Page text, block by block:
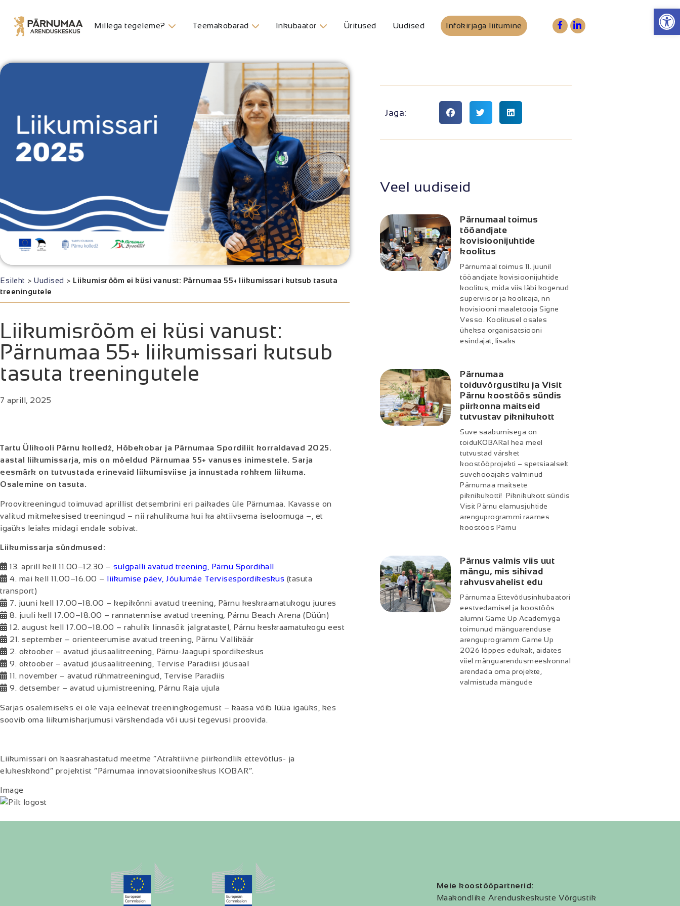
Millega tegeleme? Teemakobarad Inkubaator Üritused Uudised Infokirjaga liitumine
Esileht > Uudised > Liikumisrõõm ei küsi vanust: Pärnumaa 55+ liikumissari kutsub tasuta
treeningutele
Liikumisrõõm ei küsi vanust:
Pärnumaa 55+ liikumissari kutsub
tasuta treeningutele
7 aprill, 2025
Tartu Ülikooli Pärnu kolledž, Hõbekobar ja Pärnumaa Spordiliit korraldavad 2025.
aastal liikumissarja, mis on mõeldud Pärnumaa 55+ vanuses inimestele. Sarja
eesmärk on tutvustada erinevaid liikumisviise ja innustada rohkem liikuma.
Osalemine on tasuta.
Proovitreeningud toimuvad aprillist detsembrini eri paikades üle Pärnumaa. Kavasse on
valitud mitmekesised treeningud – nii rahulikuma kui ka aktiivsema iseloomuga –, et
igaüks leiaks midagi endale sobivat.
Liikumissarja sündmused:
13. aprill kell 11.00–12.30 – sulgpalli avatud treening, Pärnu Spordihall
4. mai kell 11.00–16.00 – liikumise päev, Jõulumäe Tervisespordikeskus (tasuta
transport)
7. juuni kell 17.00–18.00 – kepikõnni avatud treening, Pärnu keskraamatukogu juures
8. juuli kell 17.00–18.00 – rannatennise avatud treening, Pärnu Beach Arena (Düün)
12. august kell 17.00–18.00 – rahulik linnasõit jalgratastel, Pärnu keskraamatukogu eest
21. september – orienteerumise avatud treening, Pärnu Vallikäär
2. oktoober – avatud jõusaalitreening, Pärnu-Jaagupi spordikeskus
9. oktoober – avatud jõusaalitreening, Tervise Paradiisi jõusaal
11. november – avatud rühmatreeningud, Tervise Paradiis
9. detsember – avatud ujumistreening, Pärnu Raja ujula
Sarjas osalemiseks ei ole vaja eelnevat treeningkogemust – kaasa võib lüüa igaüks, kes
soovib oma liikumisharjumusi värskendada või uusi tegevusi proovida.
Liikumissari on kaasrahastatud meetme “Atraktiivne piirkondlik ettevõtlus- ja
elukeskkond” projektist “Pärnumaa innovatsioonikeskus KOBAR”.
Image
Jaga:
Veel uudiseid
Pärnumaal toimus
tööandjate
kovisioonijuhtide
koolitus
Pärnumaal toimus 11. juunil
tööandjate kovisioonijuhtide
koolitus, mida viis läbi kogenud
superviisor ja koolitaja, nn
kovisiooni maaletooja Signe
Vesso. Koolitusel osales
üheksa organisatsiooni
esindajat, lisaks
Pärnumaa
toiduvõrgustiku ja Visit
Pärnu koostöös sündis
piirkonna maitseid
tutvustav piknikukott
Suve saabumisega on
toiduKOBARal hea meel
tutvustad värsket
koostööprojekti – spetsiaalselt
suvehooajaks valminud
Pärnumaa maitsete
piknikukotti! Piknikukott sündis
Visit Pärnu elamusjuhtide
arenguprogrammi raames
koostöös Pärnu
Pärnus valmis viis uut
mängu, mis sihivad
rahvusvahelist edu
Pärnumaa Ettevõtlusinkubaatori
eestvedamisel ja koostöös
alumni Game Up Academyga
toimunud mänguarenduse
arenguprogramm Game Up
2026 lõppes edukalt, aidates
viiel mänguarendusmeeskonnal
arendada oma projekte,
valmistuda mängude
Meie koostööpartnerid:
Maakondlike Arenduskeskuste Võrgustik